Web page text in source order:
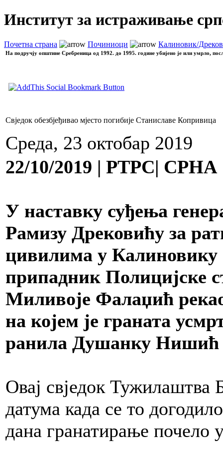
Институт за истраживање
Почетна страна Починиоци Калиновик/
На подручју општине Сребреница од 1992. до 1995. године убијено је или умрло,
Свједок обезбјеђивао мјесто погибије Станиславе Копривица
Среда, 23 октобар 2019
22/10/2019 | РТРС| СРНА
У наставку суђења
Рамизу Дрековићу за
цивилима у Калиновику
припадник Полицијске
Миливоје Фалаџић рекао
на којем је граната
ранила Душанку Нишић
Овај свједок Тужилаштва
датума када се то
дана гранатирање почело